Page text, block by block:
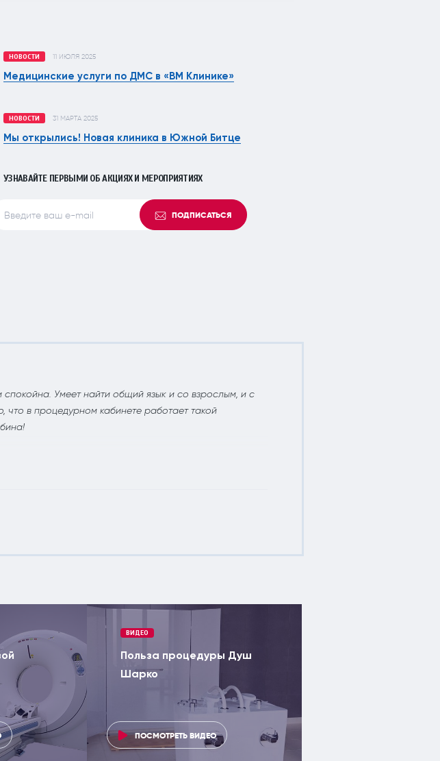
НОВОСТИ 11 ИЮЛЯ 2025
Медицинские услуги по ДМС в «ВМ Клинике»
НОВОСТИ 31 МАРТА 2025
Мы открылись! Новая клиника в Южной Битце
УЗНАВАЙТЕ ПЕРВЫМИ ОБ АКЦИЯХ И МЕРОПРИЯТИЯХ
ПОДПИСАТЬСЯ
Умеет найти общий язык и со взрослым, и с
что в процедурном кабинете работает такой
ВИДЕО
Польза процедуры Душ
Шарко
ПОСМОТРЕТЬ ВИДЕО